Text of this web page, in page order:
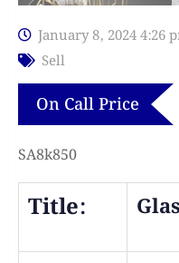
January 8, 2024 4:26
Sell
On Call Price
SA8k850
Title: